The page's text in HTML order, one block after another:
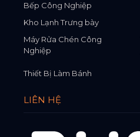
Bếp Công Nghiệp
Kho Lạnh Trưng bày
Máy Rửa Chén Công
Nghiệp
Thiết Bị Làm Bánh
LIÊN HỆ